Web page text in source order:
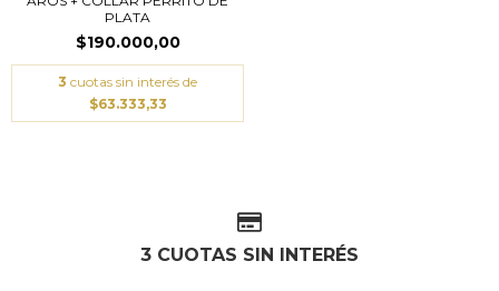
PLATA
$190.000,00
3 cuotas sin interés de
$63.333,33
3 CUOTAS SIN INTERÉS